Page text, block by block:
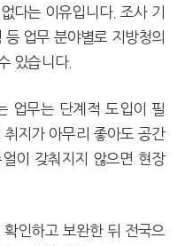
다는 이유입니다. 조사 기
업무 분야별로 지방청의
있습니다.
업무는 단계적 도입이 필
지가 아무리 좋아도 공간
이 갖춰지지 않으면 현장
인하고 보완한 뒤 전국으